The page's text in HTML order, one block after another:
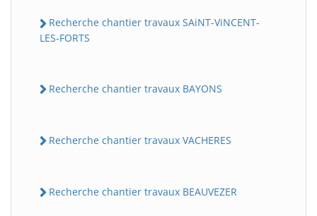
Recherche chantier travaux SAiNT-ViNCENT-
LES-FORTS
Recherche chantier travaux BAYONS
Recherche chantier travaux VACHERES
Recherche chantier travaux BEAUVEZER